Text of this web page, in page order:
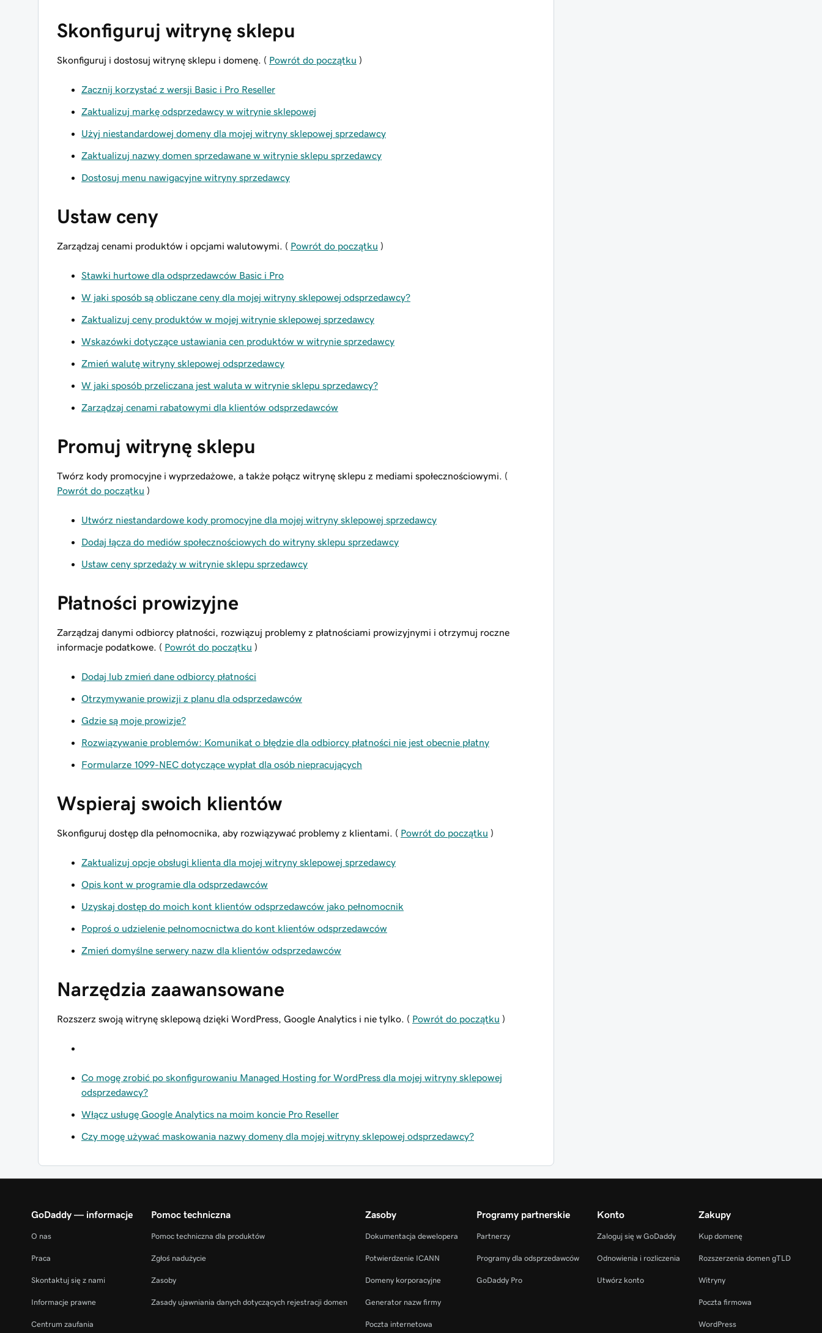
Skonfiguruj witrynę sklepu
Skonfiguruj i dostosuj witrynę sklepu i domenę. ( Powrót do początku )
Zacznij korzystać z wersji Basic i Pro Reseller
Zaktualizuj markę odsprzedawcy w witrynie sklepowej
Użyj niestandardowej domeny dla mojej witryny sklepowej sprzedawcy
Zaktualizuj nazwy domen sprzedawane w witrynie sklepu sprzedawcy
Dostosuj menu nawigacyjne witryny sprzedawcy
Ustaw ceny
Zarządzaj cenami produktów i opcjami walutowymi. ( Powrót do początku )
Stawki hurtowe dla odsprzedawców Basic i Pro
W jaki sposób są obliczane ceny dla mojej witryny sklepowej odsprzedawcy?
Zaktualizuj ceny produktów w mojej witrynie sklepowej sprzedawcy
Wskazówki dotyczące ustawiania cen produktów w witrynie sprzedawcy
Zmień walutę witryny sklepowej odsprzedawcy
W jaki sposób przeliczana jest waluta w witrynie sklepu sprzedawcy?
Zarządzaj cenami rabatowymi dla klientów odsprzedawców
Promuj witrynę sklepu
Twórz kody promocyjne i wyprzedażowe, a także połącz witrynę sklepu z mediami społecznościowymi. (
Powrót do początku )
Utwórz niestandardowe kody promocyjne dla mojej witryny sklepowej sprzedawcy
Dodaj łącza do mediów społecznościowych do witryny sklepu sprzedawcy
Ustaw ceny sprzedaży w witrynie sklepu sprzedawcy
Płatności prowizyjne
Zarządzaj danymi odbiorcy płatności, rozwiązuj problemy z płatnościami prowizyjnymi i otrzymuj roczne
informacje podatkowe. ( Powrót do początku )
Dodaj lub zmień dane odbiorcy płatności
Otrzymywanie prowizji z planu dla odsprzedawców
Gdzie są moje prowizje?
Rozwiązywanie problemów: Komunikat o błędzie dla odbiorcy płatności nie jest obecnie płatny
Formularze 1099-NEC dotyczące wypłat dla osób niepracujących
Wspieraj swoich klientów
Skonfiguruj dostęp dla pełnomocnika, aby rozwiązywać problemy z klientami. ( Powrót do początku )
Zaktualizuj opcje obsługi klienta dla mojej witryny sklepowej sprzedawcy
Opis kont w programie dla odsprzedawców
Uzyskaj dostęp do moich kont klientów odsprzedawców jako pełnomocnik
Poproś o udzielenie pełnomocnictwa do kont klientów odsprzedawców
Zmień domyślne serwery nazw dla klientów odsprzedawców
Narzędzia zaawansowane
Rozszerz swoją witrynę sklepową dzięki WordPress, Google Analytics i nie tylko. ( Powrót do początku )
Co mogę zrobić po skonfigurowaniu Managed Hosting for WordPress dla mojej witryny sklepowej
odsprzedawcy?
Włącz usługę Google Analytics na moim koncie Pro Reseller
Czy mogę używać maskowania nazwy domeny dla mojej witryny sklepowej odsprzedawcy?
GoDaddy — informacje
O nas
Praca
Skontaktuj się z nami
Informacje prawne
Centrum zaufania
Pomoc techniczna
Pomoc techniczna dla produktów
Zgłoś nadużycie
Zasoby
Zasady ujawniania danych dotyczących rejestracji domen
Zasoby
Dokumentacja dewelopera
Potwierdzenie ICANN
Domeny korporacyjne
Generator nazw firmy
Poczta internetowa
Programy partnerskie
Partnerzy
Programy dla odsprzedawców
GoDaddy Pro
Konto
Zaloguj się w GoDaddy
Odnowienia i rozliczenia
Utwórz konto
Zakupy
Kup domenę
Rozszerzenia domen gTLD
Witryny
Poczta firmowa
WordPress